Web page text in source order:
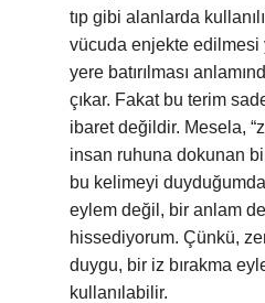
tıp gibi alanlarda
vücuda enjekte edilmesi
yere batırılması
çıkar. Fakat bu terim
ibaret değildir. Mesela,
insan ruhuna dokunan
bu kelimeyi
eylem değil, bir anlam
hissediyorum. Çünkü,
duygu, bir iz bırakma
kullanılabilir.